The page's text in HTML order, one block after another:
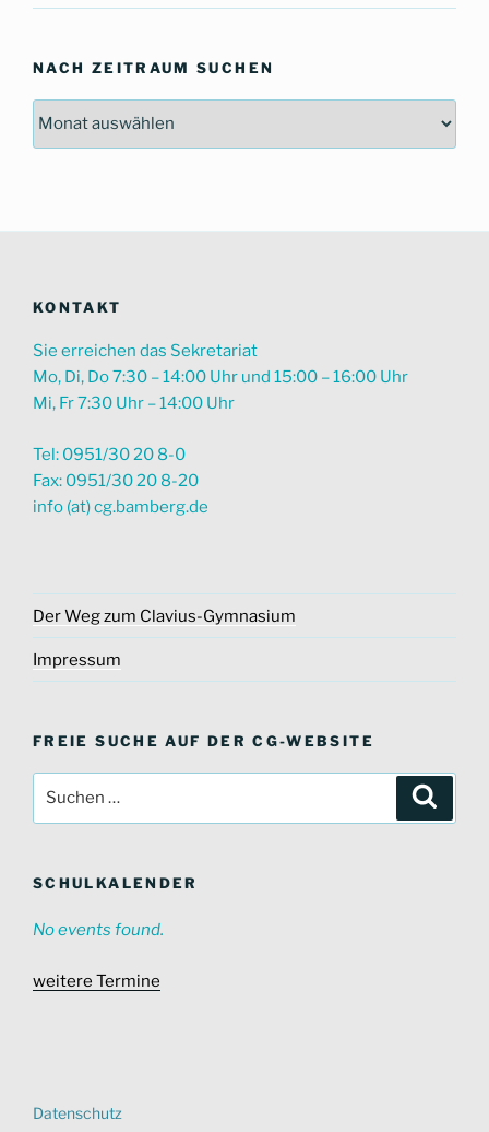
NACH ZEITRAUM SUCHEN
KONTAKT
Sie erreichen das Sekretariat
Mo, Di, Do 7:30 – 14:00 Uhr und 15:00 – 16:00 Uhr
Mi, Fr 7:30 Uhr – 14:00 Uhr
Tel: 0951/30 20 8-0
Fax: 0951/30 20 8-20
info (at) cg.bamberg.de
Der Weg zum Clavius-Gymnasium
Impressum
FREIE SUCHE AUF DER CG-WEBSITE
nach:
SCHULKALENDER
No events found.
weitere Termine
Datenschutz